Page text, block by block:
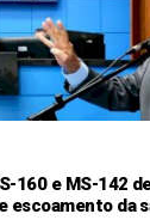
160 e MS-142
escoamento da